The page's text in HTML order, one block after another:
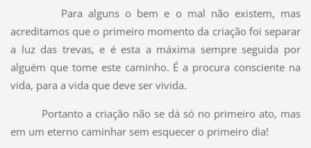
Para alguns o bem e o mal não existem, mas
acreditamos que o primeiro momento da criação foi separar
a luz das trevas, e é esta a máxima sempre seguida por
alguém que tome este caminho. É a procura consciente na
vida, para a vida que deve ser vivida.
Portanto a criação não se dá só no primeiro ato, mas
em um eterno caminhar sem esquecer o primeiro dia!